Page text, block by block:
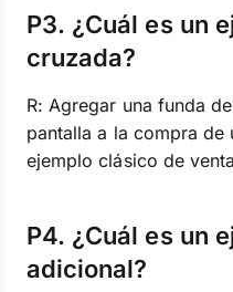
P3. ¿Cuál es un
cruzada?
R: Agregar una funda
pantalla a la compra de
ejemplo clásico de
P4. ¿Cuál es un
adicional?